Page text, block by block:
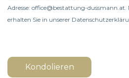
Adresse: office@bestattung-
erhalten Sie in unserer
Kondolieren